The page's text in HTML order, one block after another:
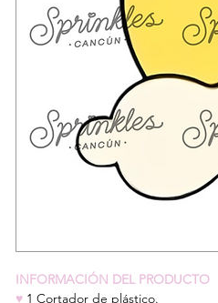
INFORMACIÓN DEL PRODUCTO
♥ 1 Cortador de plástico.